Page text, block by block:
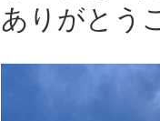
ありがとう